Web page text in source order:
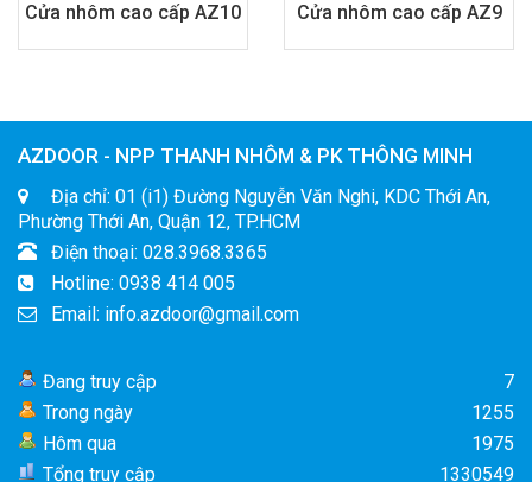
Cửa nhôm cao cấp AZ10 Cửa nhôm cao cấp AZ9
AZDOOR - NPP THANH NHÔM & PK THÔNG MINH
Địa chỉ: 01 (i1) Đường Nguyễn Văn Nghi, KDC Thới An,
Phường Thới An, Quận 12, TP.HCM
Điện thoại: 028.3968.3365
Hotline: 0938 414 005
Email: info.azdoor@gmail.com
Đang truy cập
7
Trong ngày
1255
Hôm qua
1975
Tổng truy cập
1330549